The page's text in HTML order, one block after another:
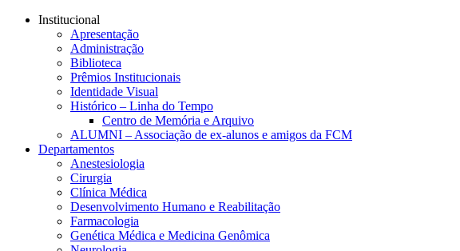
Conteúdo principal
Institucional
Apresentação
Administração
Biblioteca
Prêmios Institucionais
Identidade Visual
Histórico – Linha do Tempo
Centro de Memória e Arquivo
ALUMNI – Associação de ex-alunos e amigos da FCM
Departamentos
Anestesiologia
Cirurgia
Clínica Médica
Desenvolvimento Humano e Reabilitação
Farmacologia
Genética Médica e Medicina Genômica